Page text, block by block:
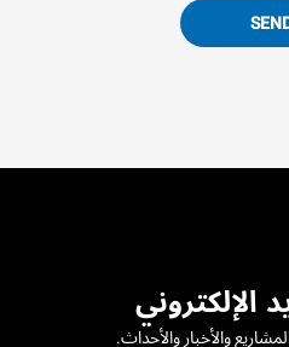
الإلكتروني
والأخبار والأحداث.